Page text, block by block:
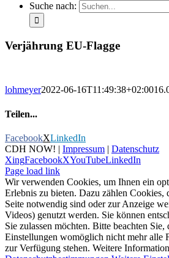
Suche nach:
Verjährung EU-Flagge
lohmeyer2022-06-16T11:49:38+02:00
Teilen...
FacebookXLinkedIn
CDH NOW! | Impressum | Datenschutz
XingFacebookXYouTubeLinkedIn
Page load link
Wir verwenden Cookies, um Ihnen ein
Erlebnis zu bieten. Dazu zählen Cookies,
Seite notwendig sind oder zur Anzeige
Videos) genutzt werden. Sie können
Sie zulassen möchten. Bitte beachten Sie,
Einstellungen womöglich nicht mehr alle
zur Verfügung stehen. Weitere